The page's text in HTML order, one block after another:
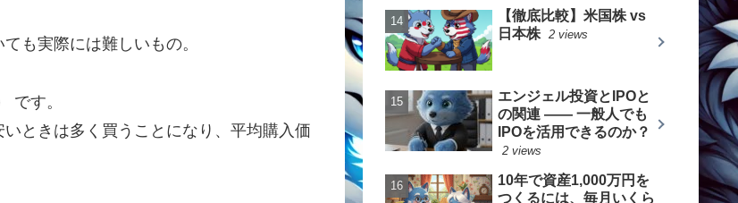
も実際には難しいもの。
です。
ときは多く買うことになり、平均購入価
【徹底比較】米国株 vs
日本株 2 views
エンジェル投資とIPOと
の関連 —— 一般人でも
IPOを活用できるのか？
2 views
10年で資産1,000万円を
つくるには、毎月いくら